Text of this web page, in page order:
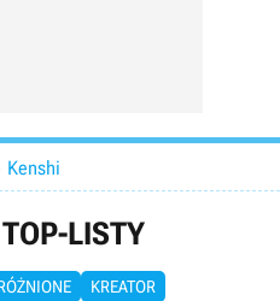
Kenshi
LISTY
KREATOR